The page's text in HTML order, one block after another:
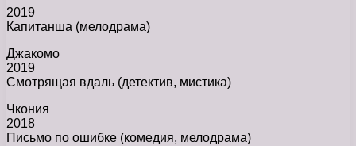
2019
Капитанша (мелодрама)
Джакомо
2019
Смотрящая вдаль (детектив, мистика)
Чкония
2018
Письмо по ошибке (комедия, мелодрама)